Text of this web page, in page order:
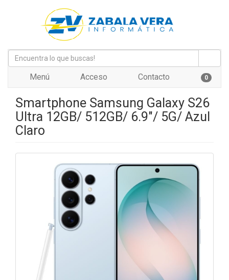
Menú Acceso Contacto 0
Smartphone Samsung Galaxy S26
Ultra 12GB/ 512GB/ 6.9"/ 5G/ Azul
Claro